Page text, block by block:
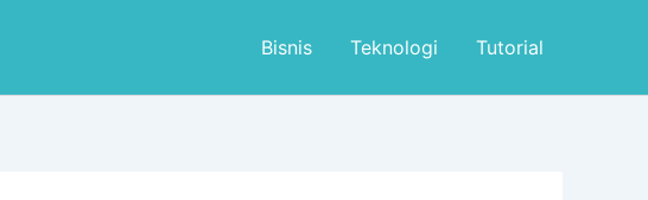
Bisnis Teknologi Tutorial